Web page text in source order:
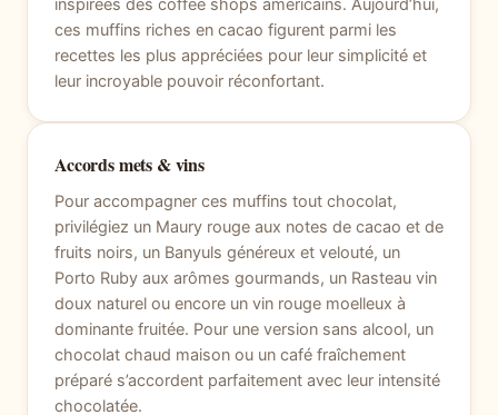
inspirées des coffee shops américains. Aujourd’hui,
ces muffins riches en cacao figurent parmi les
recettes les plus appréciées pour leur simplicité et
leur incroyable pouvoir réconfortant.
Accords mets & vins
Pour accompagner ces muffins tout chocolat,
privilégiez un Maury rouge aux notes de cacao et de
fruits noirs, un Banyuls généreux et velouté, un
Porto Ruby aux arômes gourmands, un Rasteau vin
doux naturel ou encore un vin rouge moelleux à
dominante fruitée. Pour une version sans alcool, un
chocolat chaud maison ou un café fraîchement
préparé s’accordent parfaitement avec leur intensité
chocolatée.